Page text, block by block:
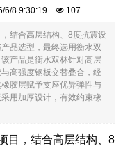
6/8 9:30:19 107
结合高层结构、8度抗震设
品选型，最终选用衡水双
产品是衡水双林针对高层
高强度钢板交替叠合，经
胶层赋予支座优异弹性与
用加厚设计，有效约束橡
目，结合高层结构、8